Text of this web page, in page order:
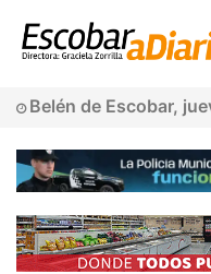
Belén de Escobar,